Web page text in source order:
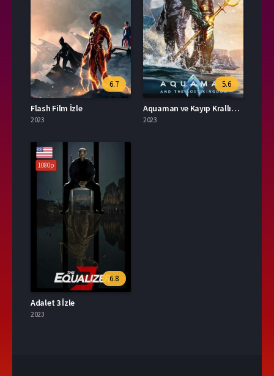
6.7
Flash Film İzle
2023
5.6
Aquaman ve Kayıp Krallık İzle
2023
1080p
6.8
Adalet 3 İzle
2023